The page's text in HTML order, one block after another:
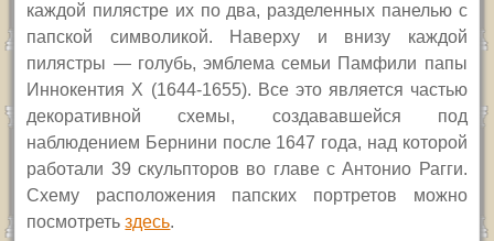
каждой пилястре их по два, разделенных панелью с
папской символикой. Наверху и внизу каждой
пилястры — голубь, эмблема семьи Памфили папы
ИннокентияX (1644-1655). Все это является частью
декоративной схемы, создававшейся под
наблюдением Бернини после 1647 года, над которой
работали 39 скульпторов во главе с Антонио Рагги.
Схему расположения папских портретов можно
посмотретьздесь.